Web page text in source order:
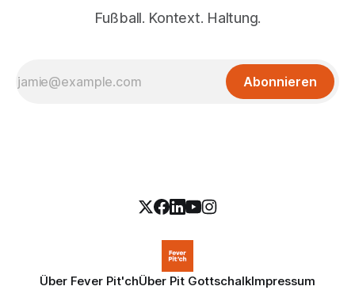
Fußball. Kontext. Haltung.
Abonnieren
Über Fever Pit'chÜber Pit GottschalkImpressum